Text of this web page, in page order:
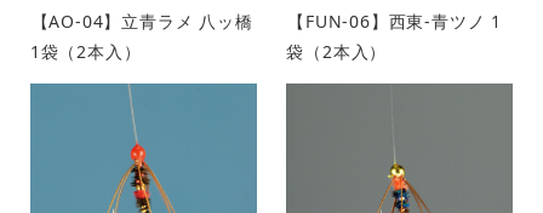
【AO-04】立青ラメ 八ッ橋
1袋（2本入）
【FUN-06】西東-青ツノ 1
袋（2本入）